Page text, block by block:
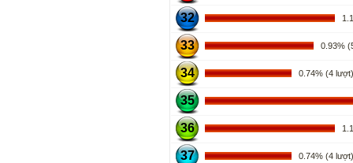
32
33 0.93%
34 0.74% (4 lượt)
35
36
37 0.74% (4 lượt)